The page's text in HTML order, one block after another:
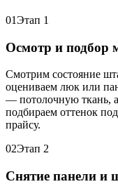
01Этап 1
Осмотр и подбор
Смотрим состояние
оцениваем люк или
— потолочную ткань,
подбираем оттенок
прайсу.
02Этап 2
Снятие панели и